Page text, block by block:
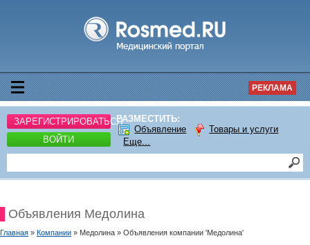
РЕКЛАМА
ЗАРЕГИСТРИРОВАТЬСЯ
ВОЙТИ
РАЗМЕСТИТЬ:
Объявление
Товары и услуги
Еще...
Объявления Медолина
Главная » Компании » Медолина » Объявления компании 'Медолина'